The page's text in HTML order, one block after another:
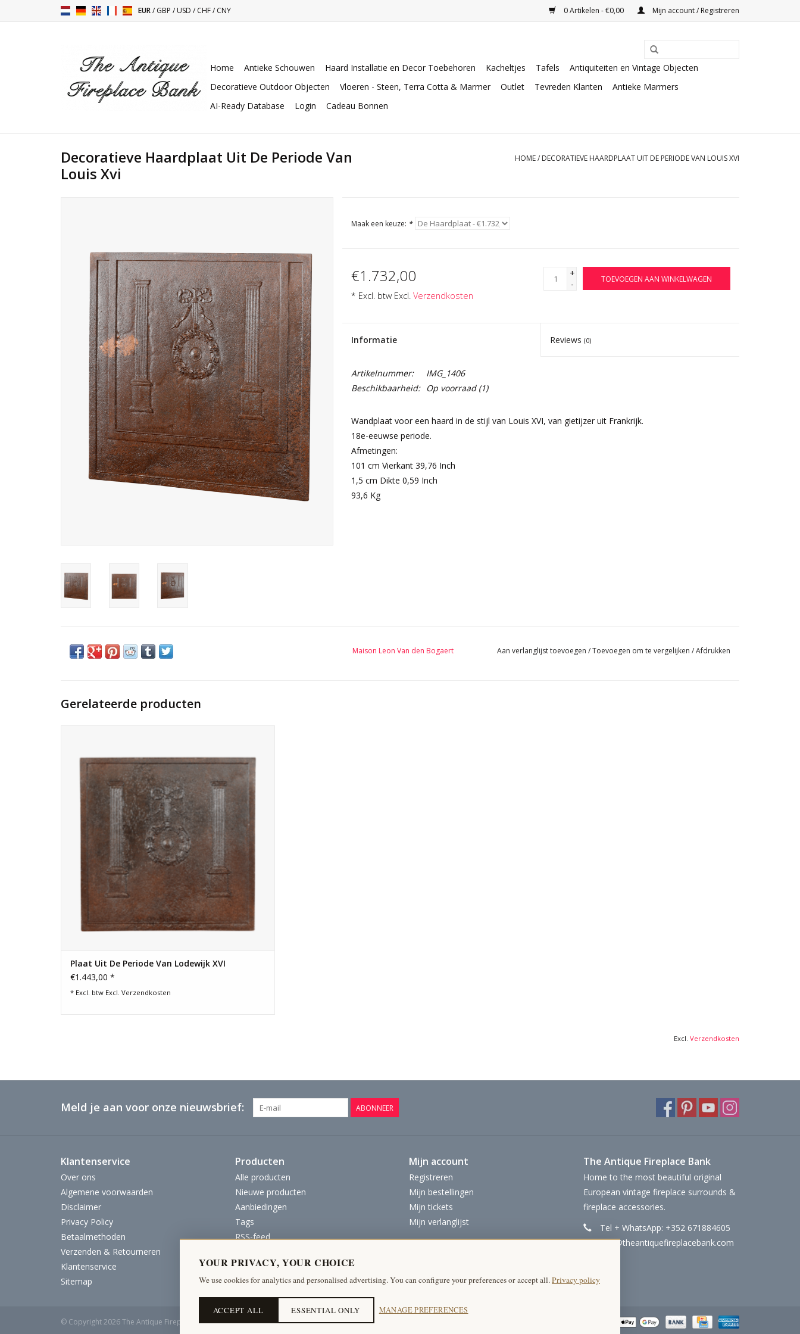
EUR/GBP /USD /CHF/CNY 0 Artikelen - €0,00 Mijn account / Registreren
Home Antieke Schouwen Haard Installatie en Decor Toebehoren Kacheltjes Tafels
Antiquiteiten en Vintage Objecten
Decoratieve Outdoor Objecten
Vloeren - Steen, Terra Cotta & Marmer Outlet Tevreden Klanten
Antieke Marmers
AI-Ready Database
Login Cadeau Bonnen
Decoratieve Haardplaat Uit De Periode Van
Louis Xvi
HOME/ DECORATIEVE HAARDPLAAT UIT DE PERIODE VAN LOUIS XVI
Maak een keuze: *
€1.732,00
* Excl. btw Excl. Verzendkosten
+
-
TOEVOEGEN AAN WINKELWAGEN
Informatie Reviews(0)
Artikelnummer:
IMG_1406
Beschikbaarheid:
Op voorraad(1)
Wandplaat voor een haard in de stijl van Louis XVI, van gietijzer uit Frankrijk.
18e-eeuwse periode.
Afmetingen:
101 cm Vierkant 39,76 Inch
1,5 cm Dikte 0,59 Inch
93,6 Kg
Maison Leon Van den Bogaert Aan verlanglijst toevoegen /Toevoegen om te vergelijken /Afdrukken
Gerelateerde producten
18e eeuw.
TOEVOEGEN AAN WINKELWAGEN
Plaat Uit De Periode Van Lodewijk XVI
€1.443,00 *
* Excl. btw Excl. Verzendkosten
Excl. Verzendkosten
Meld je aan voor onze nieuwsbrief: ABONNEER
Klantenservice
Over ons
Algemene voorwaarden
Disclaimer
Privacy Policy
Betaalmethoden
Verzenden & Retourneren
Klantenservice
Sitemap
Producten
Alle producten
Nieuwe producten
Aanbiedingen
Tags
RSS-feed
Mijn account
Registreren
Mijn bestellingen
Mijn tickets
Mijn verlanglijst
The Antique Fireplace Bank
Home to the most beautiful original
European vintage fireplace surrounds &
fireplace accessories.
Tel + WhatsApp: +352 671884605
info@theantiquefireplacebank.com
© Copyright 2026 The Antique Fireplace Bank
YOUR PRIVACY, YOUR CHOICE
We use cookies for analytics and personalised advertising. You can configure your preferences or accept all.Privacy policy
ACCEPT ALL ESSENTIAL ONLY MANAGE PREFERENCES